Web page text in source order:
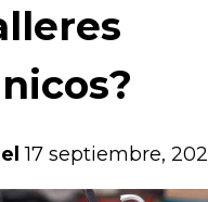
el17 septiembre,